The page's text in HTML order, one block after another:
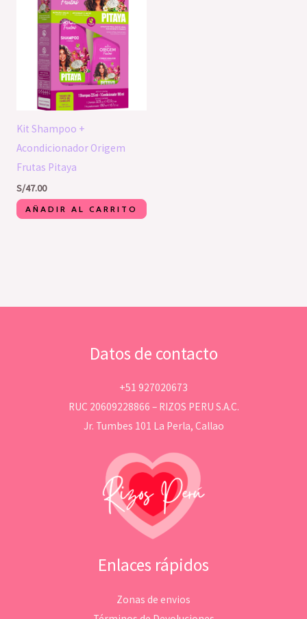
Kit Shampoo +
Acondicionador Origem
Frutas Pitaya
S/47.00
AÑADIR AL CARRITO
Datos de contacto
+51 927020673
RUC 20609228866 – RIZOS PERU S.A.C.
Jr. Tumbes 101 La Perla, Callao
Enlaces rápidos
Zonas de envios